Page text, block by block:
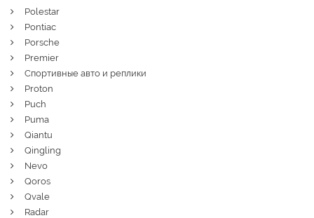
Polestar
Pontiac
Porsche
Premier
Спортивные авто и реплики
Proton
Puch
Puma
Qiantu
Qingling
Nevo
Qoros
Qvale
Radar